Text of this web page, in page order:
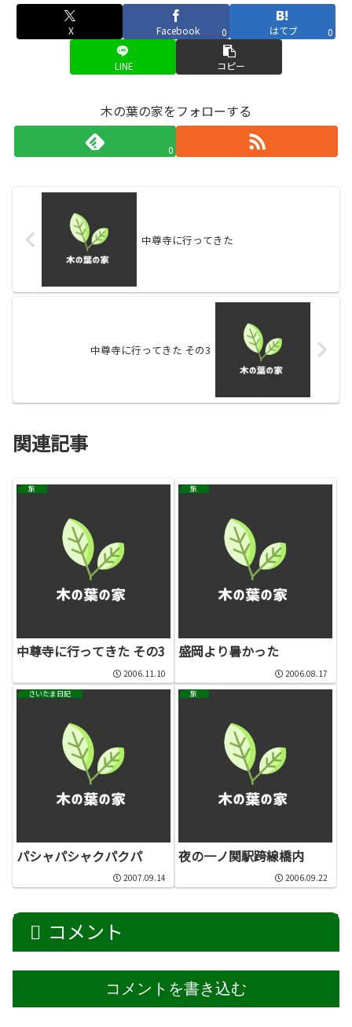
X Facebook 0 はてブ 0
LINE コピー
木の葉の家をフォローする
0
中尊寺に行ってきた
中尊寺に行ってきた その3
関連記事
旅
中尊寺に行ってきた その3
2006.11.10
旅
盛岡より暑かった
2006.08.17
さいたま日記
パシャパシャクパクパ
2007.09.14
旅
夜の一ノ関駅跨線橋内
2006.09.22
コメント
コメントを書き込む